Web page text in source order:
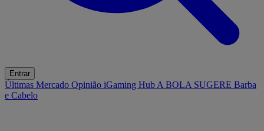
Entrar
Últimas Mercado Opinião iGaming Hub A BOLA SUGERE Barba
e Cabelo